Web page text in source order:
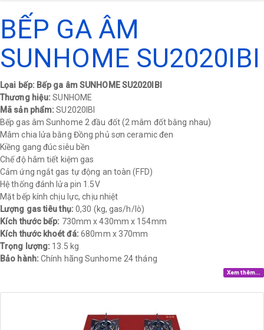
BẾP GA ÂM
SUNHOME SU2020IBI
Lọai bếp: Bếp ga âm SUNHOME SU2020IBI
Thương hiệu:SUNHOME
Mã sản phẩm:SU2020IBI
Bếp gas âm Sunhome 2 đầu đốt (2 mâm đốt bằng nhau)
Mâm chia lửa bằng Đồng phủ sơn ceramic đen
Kiềng gang đúc siêu bền
Chế độ hâm tiết kiệm gas
Cảm ứng ngắt gas tự động an toàn (FFD)
Hệ thống đánh lửa pin 1.5V
Mặt bếp kính chịu lực, chịu nhiệt
Lượng gas tiêu thụ: 0,30 (kg, gas/h/lò)
Kích thước bếp: 730mm x 430mm x 154mm
Kích thước khoét đá: 680mm x 370mm
Trọng lượng: 13.5 kg
Bảo hành: Chính hãng Sunhome 24 tháng​
Xem thêm...